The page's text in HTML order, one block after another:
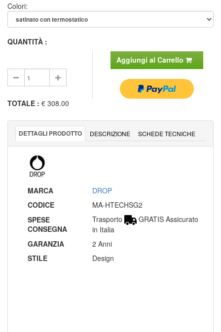
Colori:
QUANTITÀ :
Aggiungi al Carrello
TOTALE : € 308.00
DETTAGLI PRODOTTO DESCRIZIONE SCHEDE TECNICHE
MARCA
DROP
CODICE
MA-HTECHSG2
SPESE
CONSEGNA
Trasporto
GRATIS Assicurato
in Italia
GARANZIA
2 Anni
STILE
Design